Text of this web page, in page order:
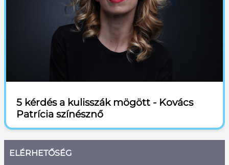
5 kérdés a kulisszák mögött - Kovács
Patrícia színésznő
ELÉRHETŐSÉG